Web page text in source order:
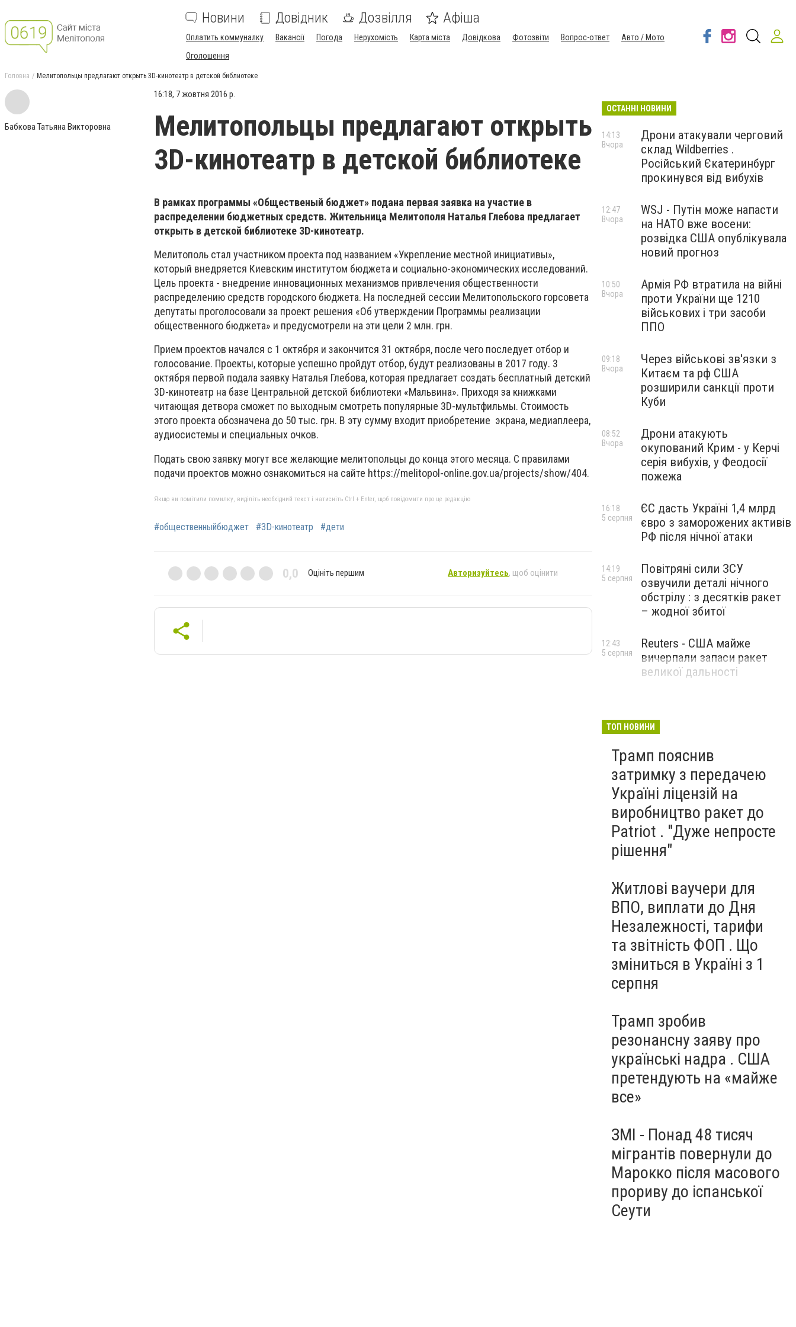
Новини Довідник Дозвілля Афіша
Оплатить коммуналку Вакансії Погода Нерухомість Карта міста Довідкова Фотозвіти Вопрос-ответ
Авто / Мото
Оголошення
Головна Мелитопольцы предлагают открыть 3D-кинотеатр в детской библиотеке
Бабкова Татьяна Викторовна
16:18, 7 жовтня 2016 р.
Мелитопольцы предлагают открыть
3D-кинотеатр в детской библиотеке
В рамках программы «Общественый бюджет» подана первая заявка на участие в
распределении бюджетных средств. Жительница Мелитополя Наталья Глебова предлагает
открыть в детской библиотеке 3D-кинотеатр.
Мелитополь стал участником проекта под названием «Укрепление местной инициативы»,
который внедряется Киевским институтом бюджета и социально-экономических исследований.
Цель проекта - внедрение инновационных механизмов привлечения общественности
распределению средств городского бюджета. На последней сессии Мелитопольского горсовета
депутаты проголосовали за проект решения «Об утверждении Программы реализации
общественного бюджета» и предусмотрели на эти цели 2 млн. грн.
Прием проектов начался с 1 октября и закончится 31 октября, после чего последует отбор и
голосование. Проекты, которые успешно пройдут отбор, будут реализованы в 2017 году. 3
октября первой подала заявку Наталья Глебова, которая предлагает создать бесплатный детский
3D-кинотеатр на базе Центральной детской библиотеки «Мальвина». Приходя за книжками
читающая детвора сможет по выходным смотреть популярные 3D-мультфильмы. Стоимость
этого проекта обозначена до 50 тыс. грн. В эту сумму входит приобретение экрана, медиаплеера,
аудиосистемы и специальных очков.
Подать свою заявку могут все желающие мелитопольцы до конца этого месяца. С правилами
подачи проектов можно ознакомиться на сайте https://melitopol-online.gov.ua/projects/show/404.
Якщо ви помітили помилку, виділіть необхідний текст і натисніть Ctrl + Enter, щоб повідомити про це редакцію
#общественныйбюджет #3D-кинотеатр #дети
0,0 Оцініть першим Авторизуйтесь, щоб оцінити
ОСТАННІ НОВИНИ
Дрони атакували черговий
склад Wildberries .
Російський Єкатеринбург
прокинувся від вибухів
14:13
Вчора
WSJ - Путін може напасти
на НАТО вже восени:
розвідка США опублікувала
новий прогноз
12:47
Вчора
Армія РФ втратила на війні
проти України ще 1210
військових і три засоби
ППО
10:50
Вчора
Через військові зв'язки з
Китаєм та рф США
розширили санкції проти
Куби
09:18
Вчора
Дрони атакують
окупований Крим - у Керчі
серія вибухів, у Феодосії
пожежа
08:52
Вчора
ЄС дасть Україні 1,4 млрд
євро з заморожених активів
РФ після нічної атаки
16:18
5 серпня
Повітряні сили ЗСУ
озвучили деталі нічного
обстрілу : з десятків ракет
– жодної збитої
14:19
5 серпня
Reuters - США майже
вичерпали запаси ракет
великої дальності
12:43
5 серпня
ТОП НОВИНИ
Трамп пояснив
затримку з передачею
Україні ліцензій на
виробництво ракет до
Patriot . "Дуже непросте
рішення"
Житлові ваучери для
ВПО, виплати до Дня
Незалежності, тарифи
та звітність ФОП . Що
зміниться в Україні з 1
серпня
Трамп зробив
резонансну заяву про
українські надра . США
претендують на «майже
все»
ЗМІ - Понад 48 тисяч
мігрантів повернули до
Марокко після масового
прориву до іспанської
Сеути